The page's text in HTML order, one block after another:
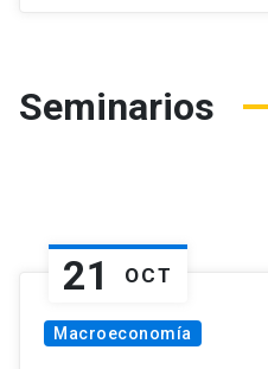
Seminarios
21 OCT
Macroeconomía